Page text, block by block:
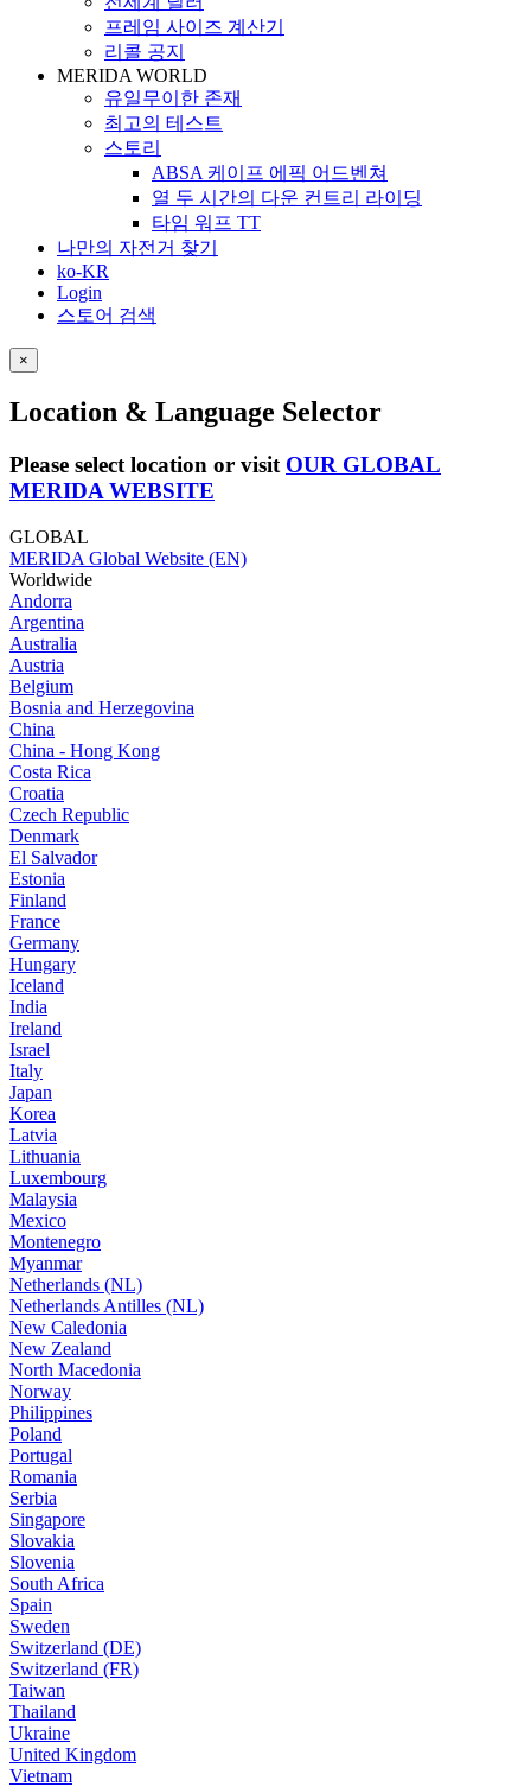
프레임 사이즈 계산기
리콜 공지
MERIDA WORLD
유일무이한 존재
최고의 테스트
스토리
ABSA 케이프 에픽 어드벤쳐
열 두 시간의 다운 컨트리 라이딩
타임 워프 TT
나만의 자전거 찾기
ko-KR
Login
스토어 검색
×
Location & Language Selector
Please select location or visit OUR GLOBAL
MERIDA WEBSITE
GLOBAL
MERIDA Global Website (EN)
Worldwide
Andorra
Argentina
Australia
Austria
Belgium
Bosnia and Herzegovina
China
China - Hong Kong
Costa Rica
Croatia
Czech Republic
Denmark
El Salvador
Estonia
Finland
France
Germany
Hungary
Iceland
India
Ireland
Israel
Italy
Japan
Korea
Latvia
Lithuania
Luxembourg
Malaysia
Mexico
Montenegro
Myanmar
Netherlands (NL)
Netherlands Antilles (NL)
New Caledonia
New Zealand
North Macedonia
Norway
Philippines
Poland
Portugal
Romania
Serbia
Singapore
Slovakia
Slovenia
South Africa
Spain
Sweden
Switzerland (DE)
Switzerland (FR)
Taiwan
Thailand
Ukraine
United Kingdom
Vietnam